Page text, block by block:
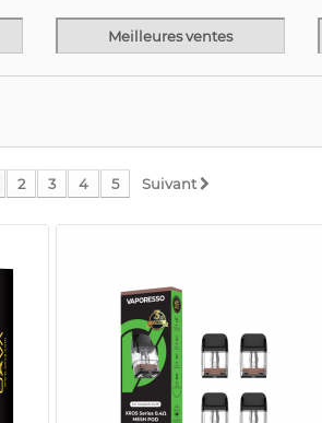
Meilleures ventes
2 3 4 5 Suivant